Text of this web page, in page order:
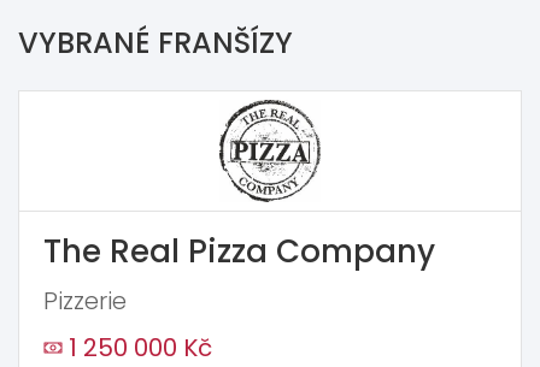
VYBRANÉ FRANŠÍZY
The Real Pizza Company
Pizzerie
1 250 000 Kč